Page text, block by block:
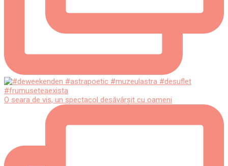
O seara de vis, un spectacol desăvârșit cu oameni